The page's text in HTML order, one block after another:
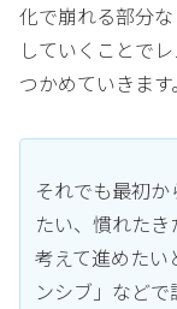
化で崩れる部分
していくことで
つかめていきます。
それでも最初
たい、慣れた
考えて進めた
ンシブ」など